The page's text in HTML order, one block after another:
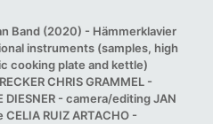
Band (2020) - Hämmerklavier
instruments (samples, high
cooking plate and kettle)
CHRIS GRAMMEL -
- camera/editing JAN
RUIZ ARTACHO -